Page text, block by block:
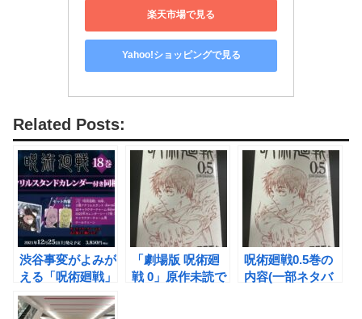
楽天市場で見る
Yahoo!ショッピングで見る
Related Posts:
渋谷事変がよみが
える「呪術廻戦」
初のグッズ付き同
梱版(18、19巻)予
「劇場版 呪術廻
戦 0」原作未読で
呪術廻戦0.5巻の
内容(一部ネタバ